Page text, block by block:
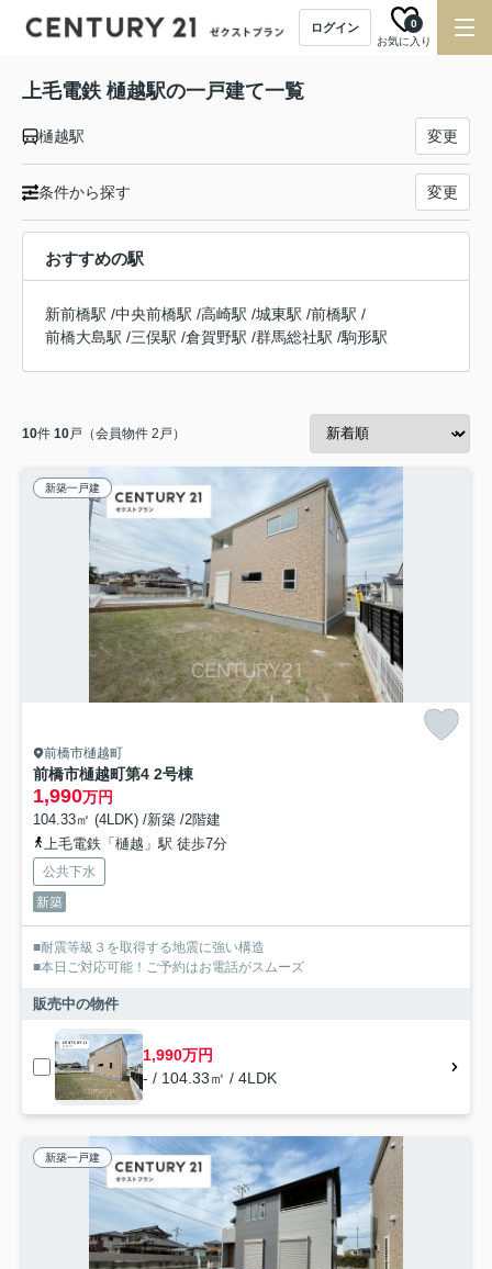
ログイン
お気に入り
0
上毛電鉄 樋越駅の一戸建て一覧
樋越駅 変更
条件から探す 変更
おすすめの駅
新前橋駅 /中央前橋駅 /高崎駅 /城東駅 /前橋駅 /
前橋大島駅 /三俣駅 /倉賀野駅 /群馬総社駅 /駒形駅
10件 10戸（会員物件 2戸）
新築一戸建
前橋市樋越町
前橋市樋越町第4 2号棟
1,990万円
104.33㎡ (4LDK) /新築 /2階建
上毛電鉄「樋越」駅 徒歩7分
公共下水
新築
■耐震等級３を取得する地震に強い構造
■本日ご対応可能！ご予約はお電話がスムーズ
販売中の物件
1,990万円
- / 104.33㎡ / 4LDK
新築一戸建